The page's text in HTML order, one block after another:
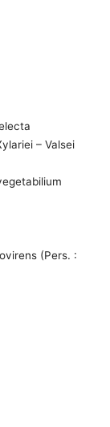
– Valsei
(Pers. :